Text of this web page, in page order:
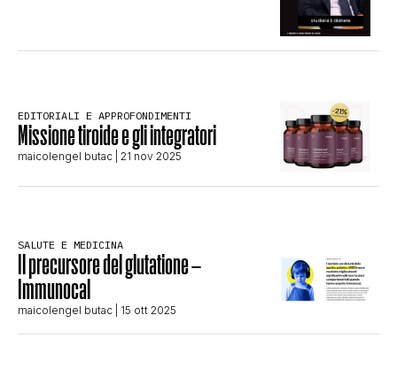
EDITORIALI E APPROFONDIMENTI
Missione tiroide e gli integratori
maicolengel butac | 21 nov 2025
SALUTE E MEDICINA
Il precursore del glutatione –
Immunocal
maicolengel butac | 15 ott 2025